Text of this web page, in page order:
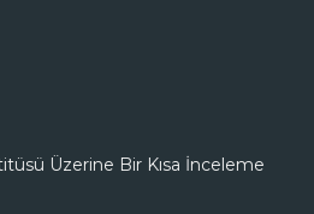
Üzerine Bir Kısa İnceleme